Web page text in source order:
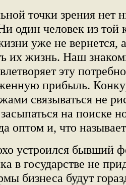
точки зрения нет
один человек из той
уже не вернется,
их жизнь. Наш
эту
прибыль.
связываться не
на поиске
оптом и, что
устроился бывший
в государстве не
бизнеса будут